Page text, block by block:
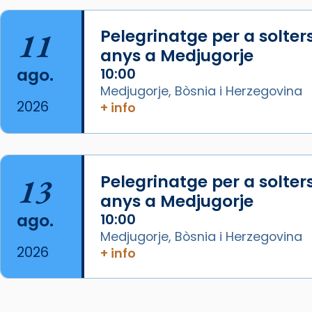
Foto
View on Facebook Share
Arquebisbat de Barcelona
Semproniana ens ajuden a alçar
la mirada»
Mons. Sergi Gordo, bisbe de
Tortosa, ha presidit aquest 27 de
juliol la missa de Les Santes de
Mataró.
11
ago.
2026
Pelegrinatge per a
anys a Medjugorje
10:00
Medjugorje, Bòsnia i Herzegovina
+ info
13
ago.
2026
Pelegrinatge per a
anys a Medjugorje
10:00
Medjugorje, Bòsnia i Herzegovina
+ info